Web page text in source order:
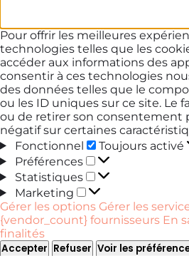
Pour offrir les meilleures
technologies telles que les
accéder aux informations des
consentir à ces technologies
des données telles que le
ou les ID uniques sur ce site. Le
ou de retirer son consentement
négatif sur certaines
Fonctionnel
Fonctionnel
Toujours activé
Préférences
Préférences
Statistiques
Statistiques
Marketing
Marketing
Gérer les options Gérer les
{vendor_count} fournisseurs En
finalités
Accepter Refuser Voir les